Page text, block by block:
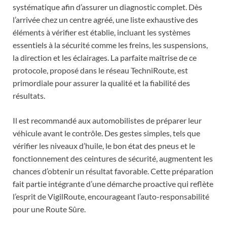
systématique afin d’assurer un diagnostic complet. Dès
l’arrivée chez un centre agréé, une liste exhaustive des
éléments à vérifier est établie, incluant les systèmes
essentiels à la sécurité comme les freins, les suspensions,
la direction et les éclairages. La parfaite maîtrise de ce
protocole, proposé dans le réseau TechniRoute, est
primordiale pour assurer la qualité et la fiabilité des
résultats.
Il est recommandé aux automobilistes de préparer leur
véhicule avant le contrôle. Des gestes simples, tels que
vérifier les niveaux d’huile, le bon état des pneus et le
fonctionnement des ceintures de sécurité, augmentent les
chances d’obtenir un résultat favorable. Cette préparation
fait partie intégrante d’une démarche proactive qui reflète
l’esprit de VigilRoute, encourageant l’auto-responsabilité
pour une Route Sûre.